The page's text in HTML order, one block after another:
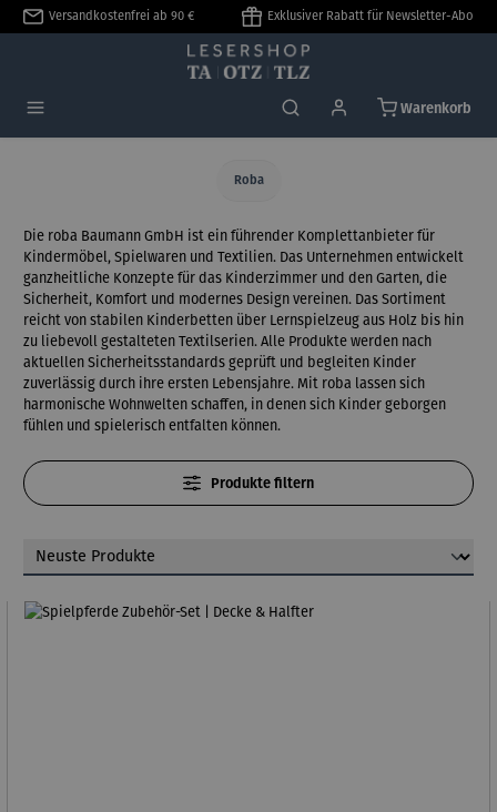
springen
Versandkostenfrei ab 90 € Exklusiver Rabatt für Newsletter-Abo
Warenkorb
Roba
Die roba Baumann GmbH ist ein führender Komplettanbieter für
Kindermöbel, Spielwaren und Textilien. Das Unternehmen entwickelt
ganzheitliche Konzepte für das Kinderzimmer und den Garten, die
Sicherheit, Komfort und modernes Design vereinen. Das Sortiment
reicht von stabilen Kinderbetten über Lernspielzeug aus Holz bis hin
zu liebevoll gestalteten Textilserien. Alle Produkte werden nach
aktuellen Sicherheitsstandards geprüft und begleiten Kinder
zuverlässig durch ihre ersten Lebensjahre. Mit roba lassen sich
harmonische Wohnwelten schaffen, in denen sich Kinder geborgen
fühlen und spielerisch entfalten können.
Produkte filtern